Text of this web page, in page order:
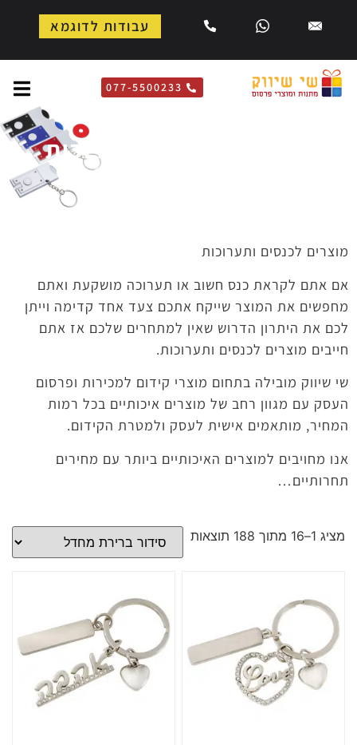
עבודות לדוגמא
077-5500233
מוצרים לכנסים ותערוכות
מוצרים לכנסים ותערוכות
מוצרים לכנסים ותערוכות
אם אתם לקראת כנס חשוב או תערוכה מושקעת ואתם
מחפשים את המוצר שייקח אתכם צעד אחד קדימה וייתן
לכם את היתרון הדרוש שאין למתחרים שלכם אז אתם
חייבים מוצרים לכנסים ותערוכות.
שי שיווק מובילה בתחום מוצרי קידום למכירות ופרסום
העסק עם מגוון רחב של מוצרים איכותיים בכל רמות
המחיר, מותאמים אישית לעסק ולמטרת הקידום.
אנו מחויבים למוצרים האיכותיים ביותר עם מחירים
תחרותיים…
מציג 1–16 מתוך 188 תוצאות